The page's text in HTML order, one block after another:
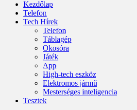
Kezdőlap
Telefon
Tech Hírek
Telefon
Táblagép
Okosóra
Játék
App
High-tech eszköz
Elektromos jármű
Mesterséges inteligencia
Tesztek